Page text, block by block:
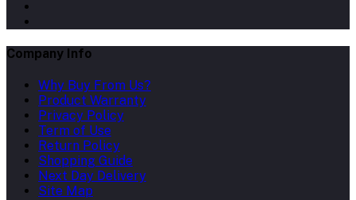
Company Info
Why Buy From Us?
Product Warranty
Privacy Policy
Term of Use
Return Policy
Shopping Guide
Next Day Delivery
Site Map